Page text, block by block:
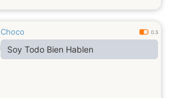
Choco 0.3
Soy Todo Bien Hablen